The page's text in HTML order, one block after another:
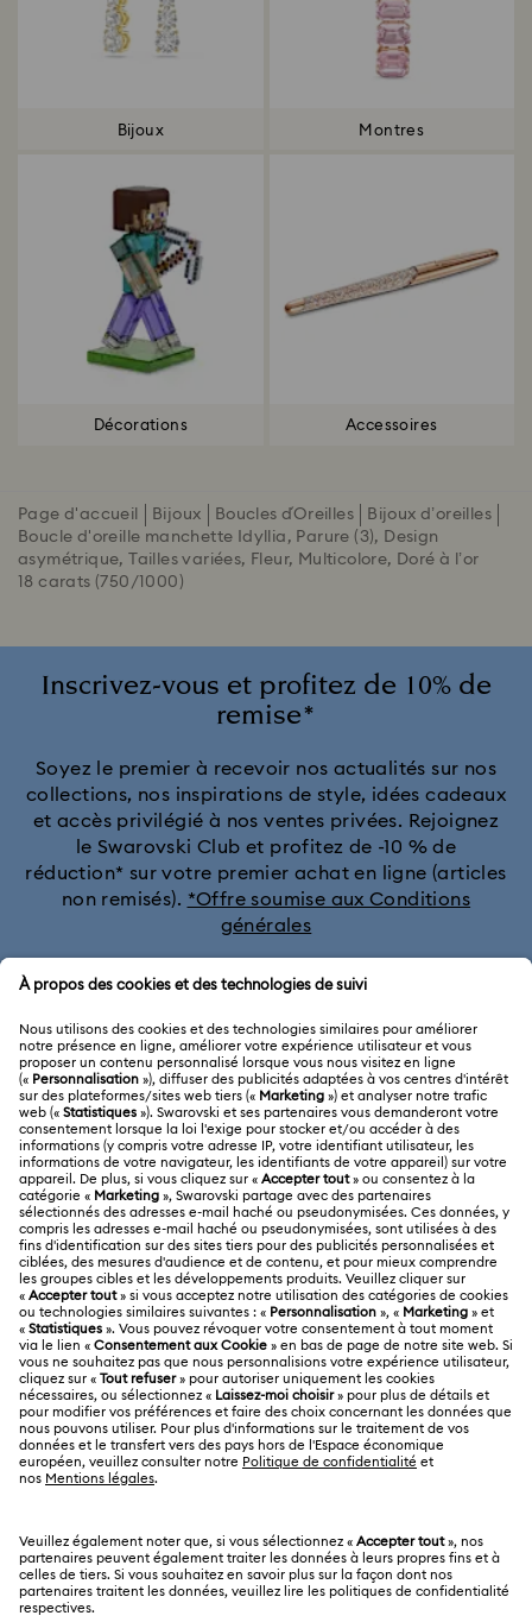
Bijoux Montres
Décorations Accessoires
Page d'accueil Bijoux Boucles d´Oreilles
Bijoux d’oreilles
Boucle d'oreille manchette Idyllia, Parure (3), Design
asymétrique, Tailles variées, Fleur, Multicolore, Doré à l’or
18 carats (750/1000)
Inscrivez-vous et profitez de 10% de
remise*
Soyez le premier à recevoir nos actualités sur nos
collections, nos inspirations de style, idées cadeaux
et accès privilégié à nos ventes privées. Rejoignez
le Swarovski Club et profitez de -10 % de
réduction* sur votre premier achat en ligne (articles
non remisés). *Offre soumise aux Conditions
générales
Rejoignez le club
SERVICE CLIENTÈLE
Aperçu du service clientèle
Solde de la carte cadeau
Statut de réparation
Contactez-Nous
Calculer votre taille
Rechercher une boutique
A PROPOS
À propos de Swarovski
Emploi & Carrières
Alumni Community
Pour les professionnels
Swarovski Created Diamonds
Kristallwelten
MENTIONS LÉGALES
Conditions D’Utilisation
Conditions Générales
Politique De Confidentialité
Gestion Des Cookies
Mention Légale
Autres pays/régions
English
Deutsch Español Français